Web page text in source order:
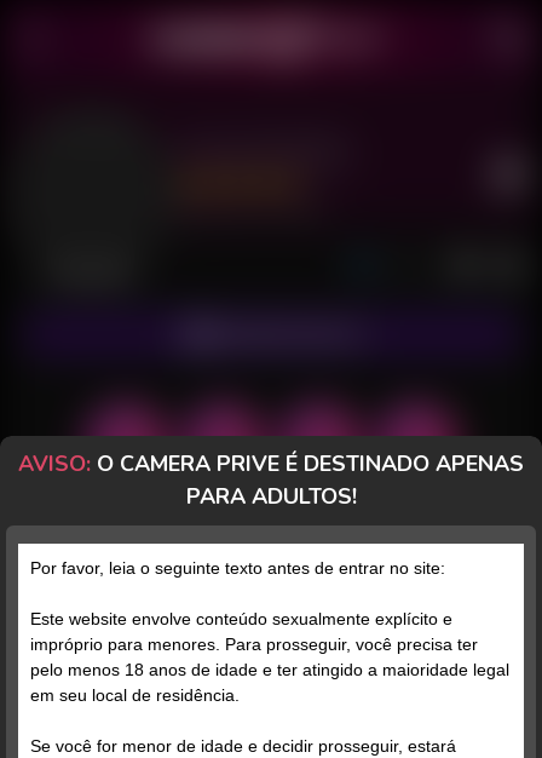
POSTS FANCLUB PAGOS AVALIAÇÕES
Todos (32) Fotos (12) Vídeos (20)
AVISO: O CAMERA PRIVE É DESTINADO APENAS
PARA ADULTOS!
Por favor, leia o seguinte texto antes de entrar no site:
Este website envolve conteúdo sexualmente explícito e
impróprio para menores. Para prosseguir, você precisa ter
pelo menos 18 anos de idade e ter atingido a maioridade legal
em seu local de residência.
Se você for menor de idade e decidir prosseguir, estará